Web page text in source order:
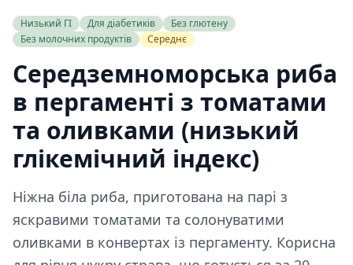
Низький ГІ Для діабетиків
Без глютену
Без молочних продуктів
Середнє
Середземноморська риба
в пергаменті з томатами
та оливками (низький
глікемічний індекс)
Ніжна біла риба, приготована на парі з
яскравими томатами та солонуватими
оливками в конвертах із пергаменту. Корисна